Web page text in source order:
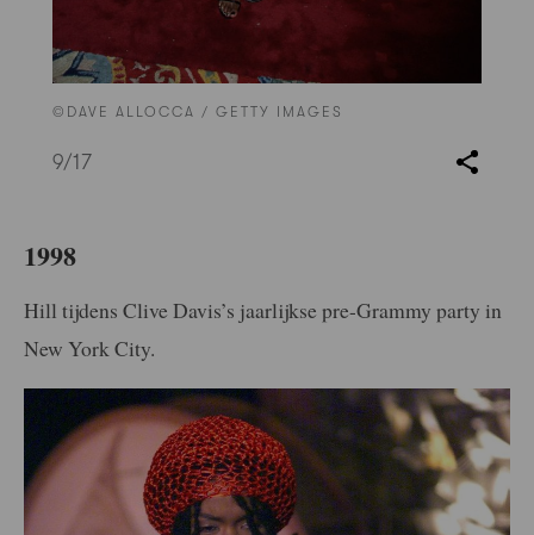
©DAVE ALLOCCA / GETTY IMAGES
9/17
1998
Hill tijdens Clive Davis’s jaarlijkse pre-Grammy party in
New York City.